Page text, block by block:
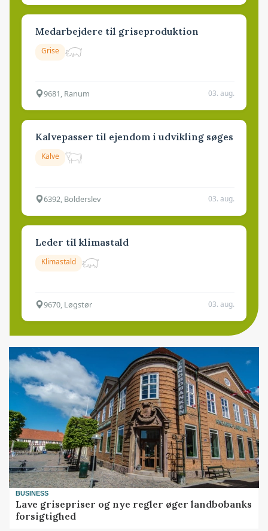
Medarbejdere til griseproduktion
Grise
9681, Ranum 03. aug.
Kalvepasser til ejendom i udvikling søges
Kalve
6392, Bolderslev 03. aug.
Leder til klimastald
Klimastald
9670, Løgstør 03. aug.
BUSINESS
Lave grisepriser og nye regler øger landbobanks
forsigtighed